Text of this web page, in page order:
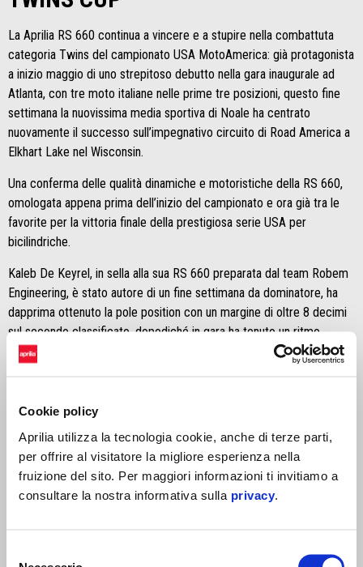
Cookie policy
Aprilia utilizza la tecnologia cookie, anche di terze parti,
per offrire al visitatore la migliore esperienza nella
fruizione del sito. Per maggiori informazioni ti invitiamo a
consultare la nostra informativa sulla privacy
La Aprilia RS 660 continua a vincere e a stupire nella combattuta
categoria Twins del campionato USA MotoAmerica: già protagonista
a inizio maggio di uno strepitoso debutto nella gara inaugurale ad
Atlanta, con tre moto italiane nelle prime tre posizioni, questo fine
settimana la nuovissima media sportiva di Noale ha centrato
nuovamente il successo sull’impegnativo circuito di Road America a
Elkhart Lake nel Wisconsin.
Una conferma delle qualità dinamiche e motoristiche della RS 660,
omologata appena prima dell’inizio del campionato e ora già tra le
favorite per la vittoria finale della prestigiosa serie USA per
bicilindriche.
Kaleb De Keyrel, in sella alla sua RS 660 preparata dal team Robem
Engineering, è stato autore di un fine settimana da dominatore, ha
dapprima ottenuto la pole position con un margine di oltre 8 decimi
sul secondo classificato, dopodiché in gara ha tenuto un ritmo
inavvicinabile per gli avversari, tagliando il traguardo con quasi 8” di
anche portato in testa alla classifica generale con 76 punti, 10 in più
del rivale più vicino, Chris Parrish (Suzuki).
“Mi sono sentito subito a mio agio in sella alla mia Aprilia– ha
commentato il vincitore –e questo mi ha consentito di essere più
allungare sugli avversari nei primi giri: ci sono riuscito in fretta,